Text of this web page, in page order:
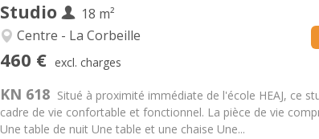
Studio
18 m²
Centre - La Corbeille
460 € excl. charges
KN 618 Situé à proximité immédiate de l'école HEAJ, ce
cadre de vie confortable et fonctionnel. La pièce de vie
Une table de nuit Une table et une chaise Une...
Arrangement
Bathroom:Private bathroom
Surface:18 m2
Other
Atmosphere: